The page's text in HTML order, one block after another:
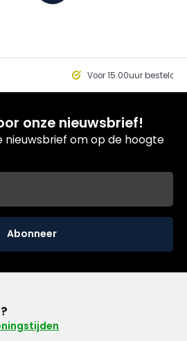
Voor 15.00uur besteld,
onze nieuwsbrief!
nieuwsbrief om op de hoogte
Abonneer